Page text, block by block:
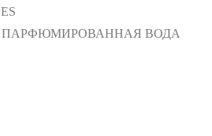
ПАРФЮМИРОВАННАЯ ВОДА